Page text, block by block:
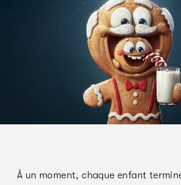
À un moment, chaque enfant